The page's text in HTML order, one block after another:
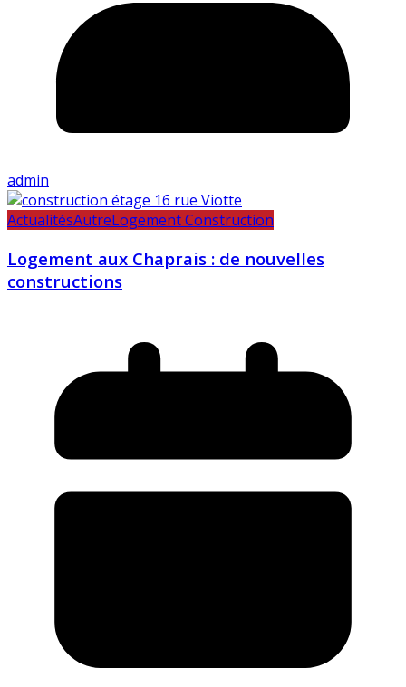
admin
ActualitésAutreLogement Construction
Logement aux Chaprais : de nouvelles
constructions